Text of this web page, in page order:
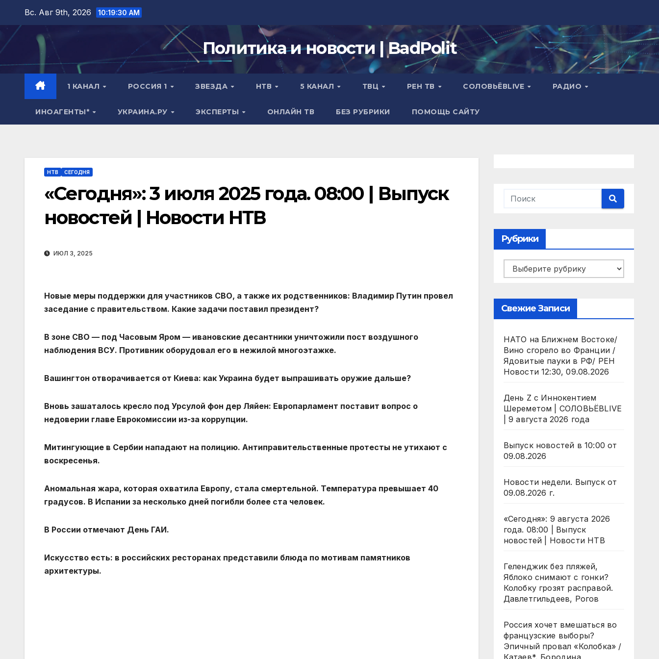
Перейти
содержимому
Вс. Авг 9th, 2026 10:19:31 AM
Политика и новости | BadPolit
1 КАНАЛ РОССИЯ 1 ЗВЕЗДА НТВ 5 КАНАЛ ТВЦ РЕН ТВ СОЛОВЬЁВLIVE РАДИО
ИНОАГЕНТЫ* УКРАИНА.РУ ЭКСПЕРТЫ ОНЛАЙН ТВ БЕЗ РУБРИКИ ПОМОЩЬ САЙТУ
НТВ СЕГОДНЯ
«Сегодня»: 3 июля 2025 года. 08:00 | Выпуск
новостей | Новости НТВ
ИЮЛ 3, 2025
Новые меры поддержки для участников СВО, а также их родственников: Владимир Путин провел
заседание с правительством. Какие задачи поставил президент?
В зоне СВО — под Часовым Яром — ивановские десантники уничтожили пост воздушного
наблюдения ВСУ. Противник оборудовал его в нежилой многоэтажке.
Вашингтон отворачивается от Киева: как Украина будет выпрашивать оружие дальше?
Вновь зашаталось кресло под Урсулой фон дер Ляйен: Европарламент поставит вопрос о
недоверии главе Еврокомиссии из-за коррупции.
Митингующие в Сербии нападают на полицию. Антиправительственные протесты не утихают с
воскресенья.
Аномальная жара, которая охватила Европу, стала смертельной. Температура превышает 40
градусов. В Испании за несколько дней погибли более ста человек.
В России отмечают День ГАИ.
Искусство есть: в российских ресторанах представили блюда по мотивам памятников
архитектуры.
Рубрики
Рубрики
Свежие Записи
НАТО на Ближнем Востоке/
Вино сгорело во Франции /
Ядовитые пауки в РФ/ РЕН
Новости 12:30, 09.08.2026
День Z с Иннокентием
Шереметом | СОЛОВЬЁВLIVE
| 9 августа 2026 года
Выпуск новостей в 10:00 от
09.08.2026
Новости недели. Выпуск от
09.08.2026 г.
«Сегодня»: 9 августа 2026
года. 08:00 | Выпуск
новостей | Новости НТВ
Геленджик без пляжей,
Яблоко снимают с гонки?
Колобку грозят расправой.
Давлетгильдеев, Рогов
Россия хочет вмешаться во
французские выборы?
Эпичный провал «Колобка» /
Катаев*, Бородина